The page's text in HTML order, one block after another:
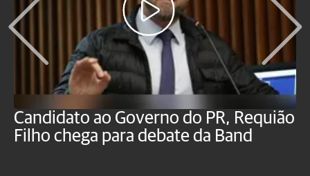
Candidato ao Governo do PR, Requião
Filho chega para debate da Band